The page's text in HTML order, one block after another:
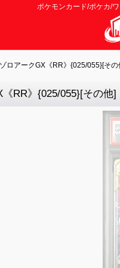
ポケモンカード/ポケカ/
ロアークGX《RR》{025/055}[その
RR》{025/055}[その他]